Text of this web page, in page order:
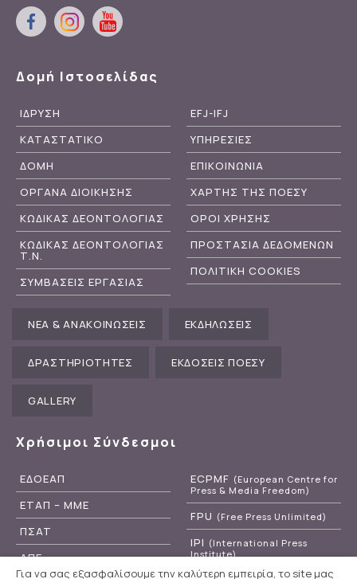
Δομή Ιστοσελίδας
ΙΔΡΥΣΗ
ΚΑΤΑΣΤΑΤΙΚΟ
ΔΟΜΗ
ΟΡΓΑΝΑ ΔΙΟΙΚΗΣΗΣ
ΚΩΔΙΚΑΣ ΔΕΟΝΤΟΛΟΓΙΑΣ
ΚΩΔΙΚΑΣ ΔΕΟΝΤΟΛΟΓΙΑΣ
Τ.Ν.
ΣΥΜΒΑΣΕΙΣ ΕΡΓΑΣΙΑΣ
EFJ-IFJ
ΥΠΗΡΕΣΙΕΣ
ΕΠΙΚΟΙΝΩΝΙΑ
ΧΑΡΤΗΣ ΤΗΣ ΠΟΕΣΥ
ΟΡΟΙ ΧΡΗΣΗΣ
ΠΡΟΣΤΑΣΙΑ ΔΕΔΟΜΕΝΩΝ
ΠΟΛΙΤΙΚΗ COOKIES
ΝΕΑ & ΑΝΑΚΟΙΝΩΣΕΙΣ ΕΚΔΗΛΩΣΕΙΣ
ΔΡΑΣΤΗΡΙΟΤΗΤΕΣ ΕΚΔΟΣΕΙΣ ΠΟΕΣΥ
GALLERY
Χρήσιμοι Σύνδεσμοι
ΕΔΟΕΑΠ
ΕΤΑΠ – ΜΜΕ
ΠΣΑΤ
ΑΠΕ
ECPMF (European Centre for
Press & Media Freedom)
FPU (Free Press Unlimited)
IPI (International Press
Institute)
Για να σας εξασφαλίσουμε την καλύτερη εμπειρία, το site μας